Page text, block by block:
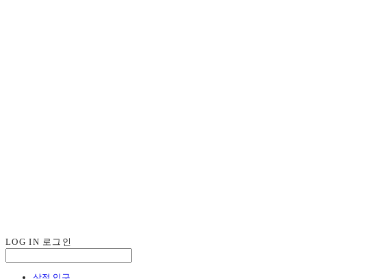
LOG IN 로그인